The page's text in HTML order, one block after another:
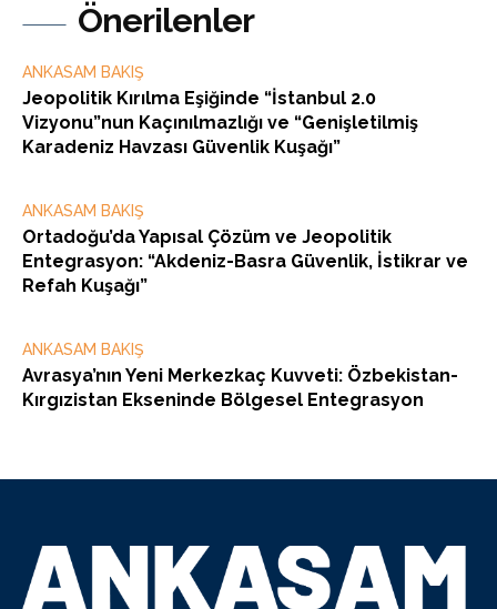
Önerilenler
ANKASAM BAKIŞ
Jeopolitik Kırılma Eşiğinde “İstanbul 2.0
Vizyonu”nun Kaçınılmazlığı ve “Genişletilmiş
Karadeniz Havzası Güvenlik Kuşağı”
ANKASAM BAKIŞ
Ortadoğu’da Yapısal Çözüm ve Jeopolitik
Entegrasyon: “Akdeniz-Basra Güvenlik, İstikrar ve
Refah Kuşağı”
ANKASAM BAKIŞ
Avrasya’nın Yeni Merkezkaç Kuvveti: Özbekistan-
Kırgızistan Ekseninde Bölgesel Entegrasyon